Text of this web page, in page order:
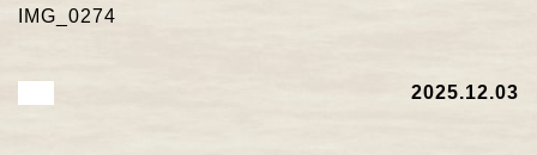
IMG_0274
2025.12.03